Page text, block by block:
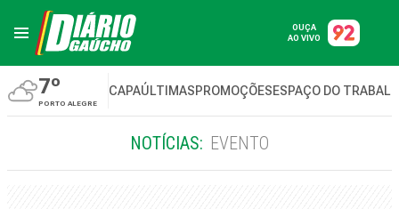
OUÇA
AO VIVO
7º
PORTO ALEGRE
CAPAÚLTIMASPROMOÇÕESESPAÇO DO
NOTÍCIAS: EVENTO